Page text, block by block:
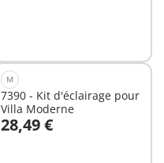
M
7390 - Kit d'éclairage pour
Villa Moderne
28,49 €
Au panier